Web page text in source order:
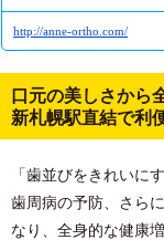
http://anne-ortho.com/
口元の美しさから
新札幌駅直結で利
「歯並びをきれいに
歯周病の予防、さら
なり、全身的な健康